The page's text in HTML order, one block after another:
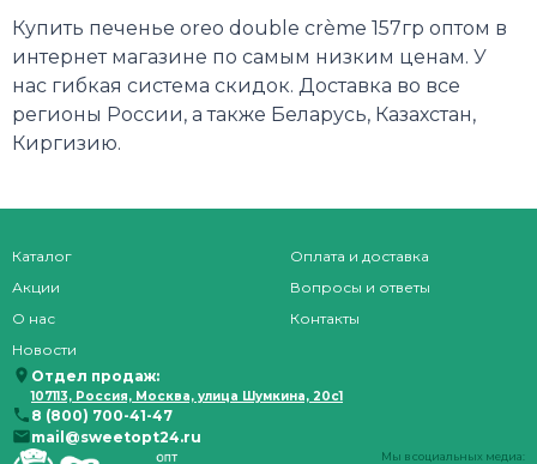
Купить печенье oreo double crème 157гр оптом в
интернет магазине по самым низким ценам. У
нас гибкая система скидок. Доставка во все
регионы России, а также Беларусь, Казахстан,
Киргизию.
Каталог
Акции
О нас
Новости
Оплата и доставка
Вопросы и ответы
Контакты
Отдел продаж:
107113, Россия, Москва, улица Шумкина, 20с1
8 (800) 700-41-47
mail@sweetopt24.ru
Мы в социальных медиа: